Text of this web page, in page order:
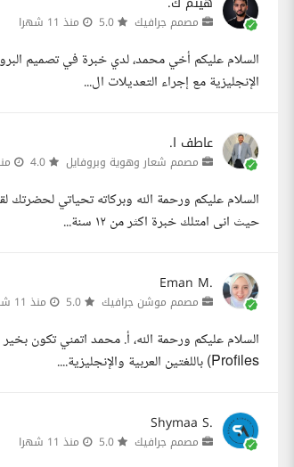
مصمم جرافيك منذ 11 شهرا
السلام عليكم أخي محمد، لدي خبرة في تصميم
الإنجليزية مع إجراء التعديلات ال...
عاطف ا.
مصمم شعار وهوية وبروفايل منذ
السلام عليكم ورحمة الله وبركاته تحياتي
حيث انى امتلك خبرة اكثر من ١٢ سنة...
Eman M.
مصمم موشن جرافيك منذ 11 شهرا
Profiles) باللغتين العربية والإنجليزية....
Shymaa S.
مصمم جرافيك منذ 11 شهرا